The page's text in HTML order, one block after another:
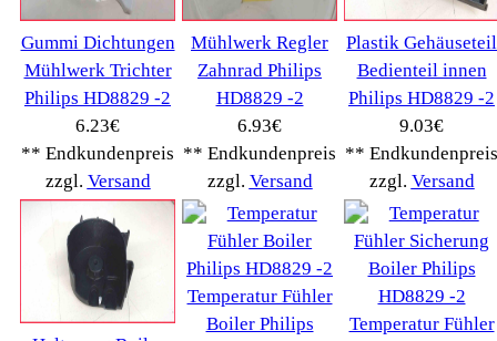
(5309)
Handy Telefon(1053)
Modellbau(593)
Monitore-> (261)
Fahrrad(76)
Autoteile->(161)
Wir akzeptieren
Informationen